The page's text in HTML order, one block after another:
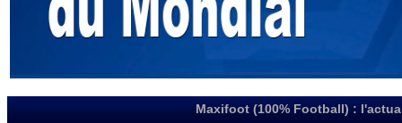
Maxifoot (100% Football) :